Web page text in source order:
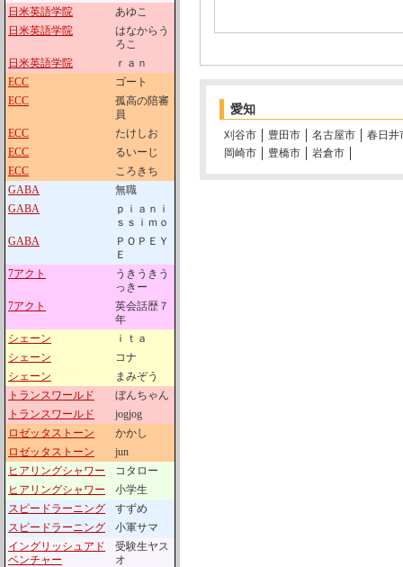
日米英語学院
あゆこ
日米英語学院
はなからう
ろこ
日米英語学院
ｒａｎ
ECC
ゴート
ECC
孤高の陪審
員
ECC
たけしお
ECC
るいーじ
ECC
ころきち
GABA
無職
GABA
ｐｉａｎｉ
ｓｓｉｍｏ
GABA
ＰＯＰＥＹ
Ｅ
7アクト
うきうきう
っきー
7アクト
英会話歴７
年
シェーン
ｉｔａ
シェーン
コナ
シェーン
まみぞう
トランスワールド
ぼんちゃん
トランスワールド
jogjog
ロゼッタストーン
かかし
ロゼッタストーン
jun
ヒアリングシャワー
コタロー
ヒアリングシャワー
小学生
スピードラーニング
すずめ
スピードラーニング
小軍サマ
イングリッシュアド
ベンチャー
受験生ヤス
オ
愛知
刈谷市 豊田市 名古屋市
春日井
岡崎市
豊橋市 岩倉市